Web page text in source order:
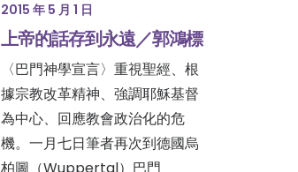
2015 年 5 月 1 日
上帝的話存到永遠／郭鴻標
〈巴門神學宣言〉重視聖經、根
據宗教改革精神、強調耶穌基督
為中心、回應教會政治化的危
機。一月七日筆者再次到德國烏